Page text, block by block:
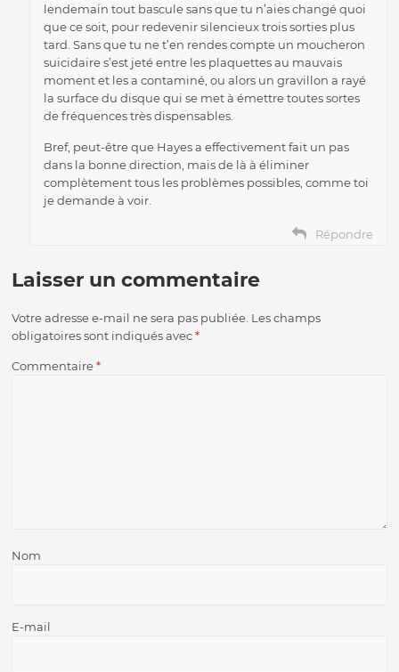
lendemain tout bascule sans que tu n’aies changé quoi
que ce soit, pour redevenir silencieux trois sorties plus
tard. Sans que tu ne t’en rendes compte un moucheron
suicidaire s’est jeté entre les plaquettes au mauvais
moment et les a contaminé, ou alors un gravillon a rayé
la surface du disque qui se met à émettre toutes sortes
de fréquences très dispensables.
Bref, peut-être que Hayes a effectivement fait un pas
dans la bonne direction, mais de là à éliminer
complètement tous les problèmes possibles, comme toi
je demande à voir.
Répondre
Laisser un commentaire
Votre adresse e-mail ne sera pas publiée. Les champs
obligatoires sont indiqués avec*
Commentaire*
Nom
E-mail